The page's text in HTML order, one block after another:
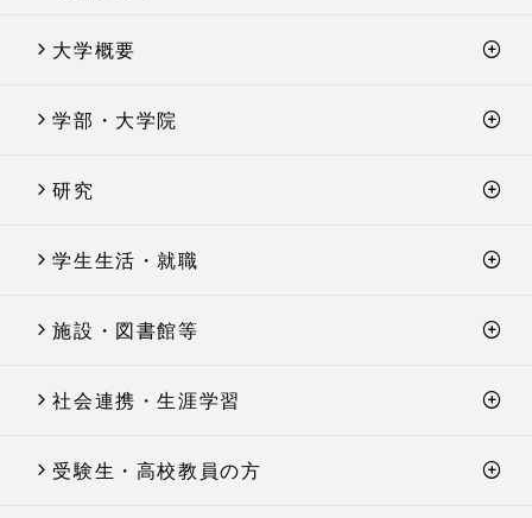
大学概要
学部・大学院
研究
学生生活・就職
施設・図書館等
社会連携・生涯学習
受験生・高校教員の方